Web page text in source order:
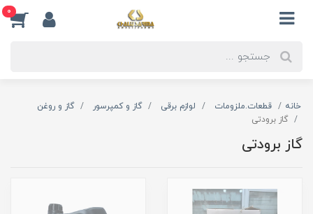
0
خانه قطعات.ملزومات لوازم برقی گاز و کمپرسور
گاز و روغن
گاز برودتی
گاز برودتی